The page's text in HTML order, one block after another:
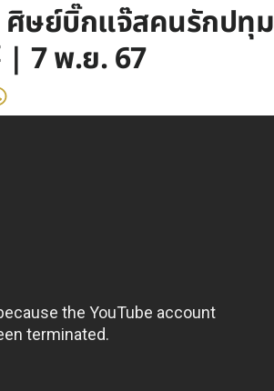
ศิษย์บิ๊กแจ๊สคนรักปทุม
| 7 พ.ย. 67